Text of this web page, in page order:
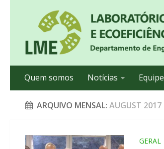
Quem somos Notícias Equipe
ARQUIVO MENSAL: AUGUST 2017
GERAL